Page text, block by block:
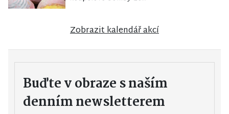
Zobrazit kalendář akcí
Buďte v obraze s naším
denním newsletterem